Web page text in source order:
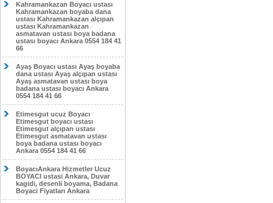
Kahramankazan Boyacı ustası
Kahramankazan boyaba dana
ustası Kahramankazan alçıpan
ustası Kahramankazan
asmatavan ustası boya badana
ustası boyacı Ankara 0554 184 41
66
Ayaş Boyacı ustası Ayaş boyaba
dana ustası Ayaş alçıpan ustası
Ayaş asmatavan ustası boya
badana ustası boyacı Ankara
0554 184 41 66
Etimesgut ucuz Boyacı
Etimesgut boyacı ustası
Etimesgut alçıpan ustası
Etimesgut asmatavan ustası
boya badana ustası boyacı
Ankara 0554 184 41 66
BoyacıAnkara Hizmetler Ucuz
BOYACI ustasi Ankara, Duvar
kagidi, desenli boyama, Badana
Boyaci Fiyatları Ankara